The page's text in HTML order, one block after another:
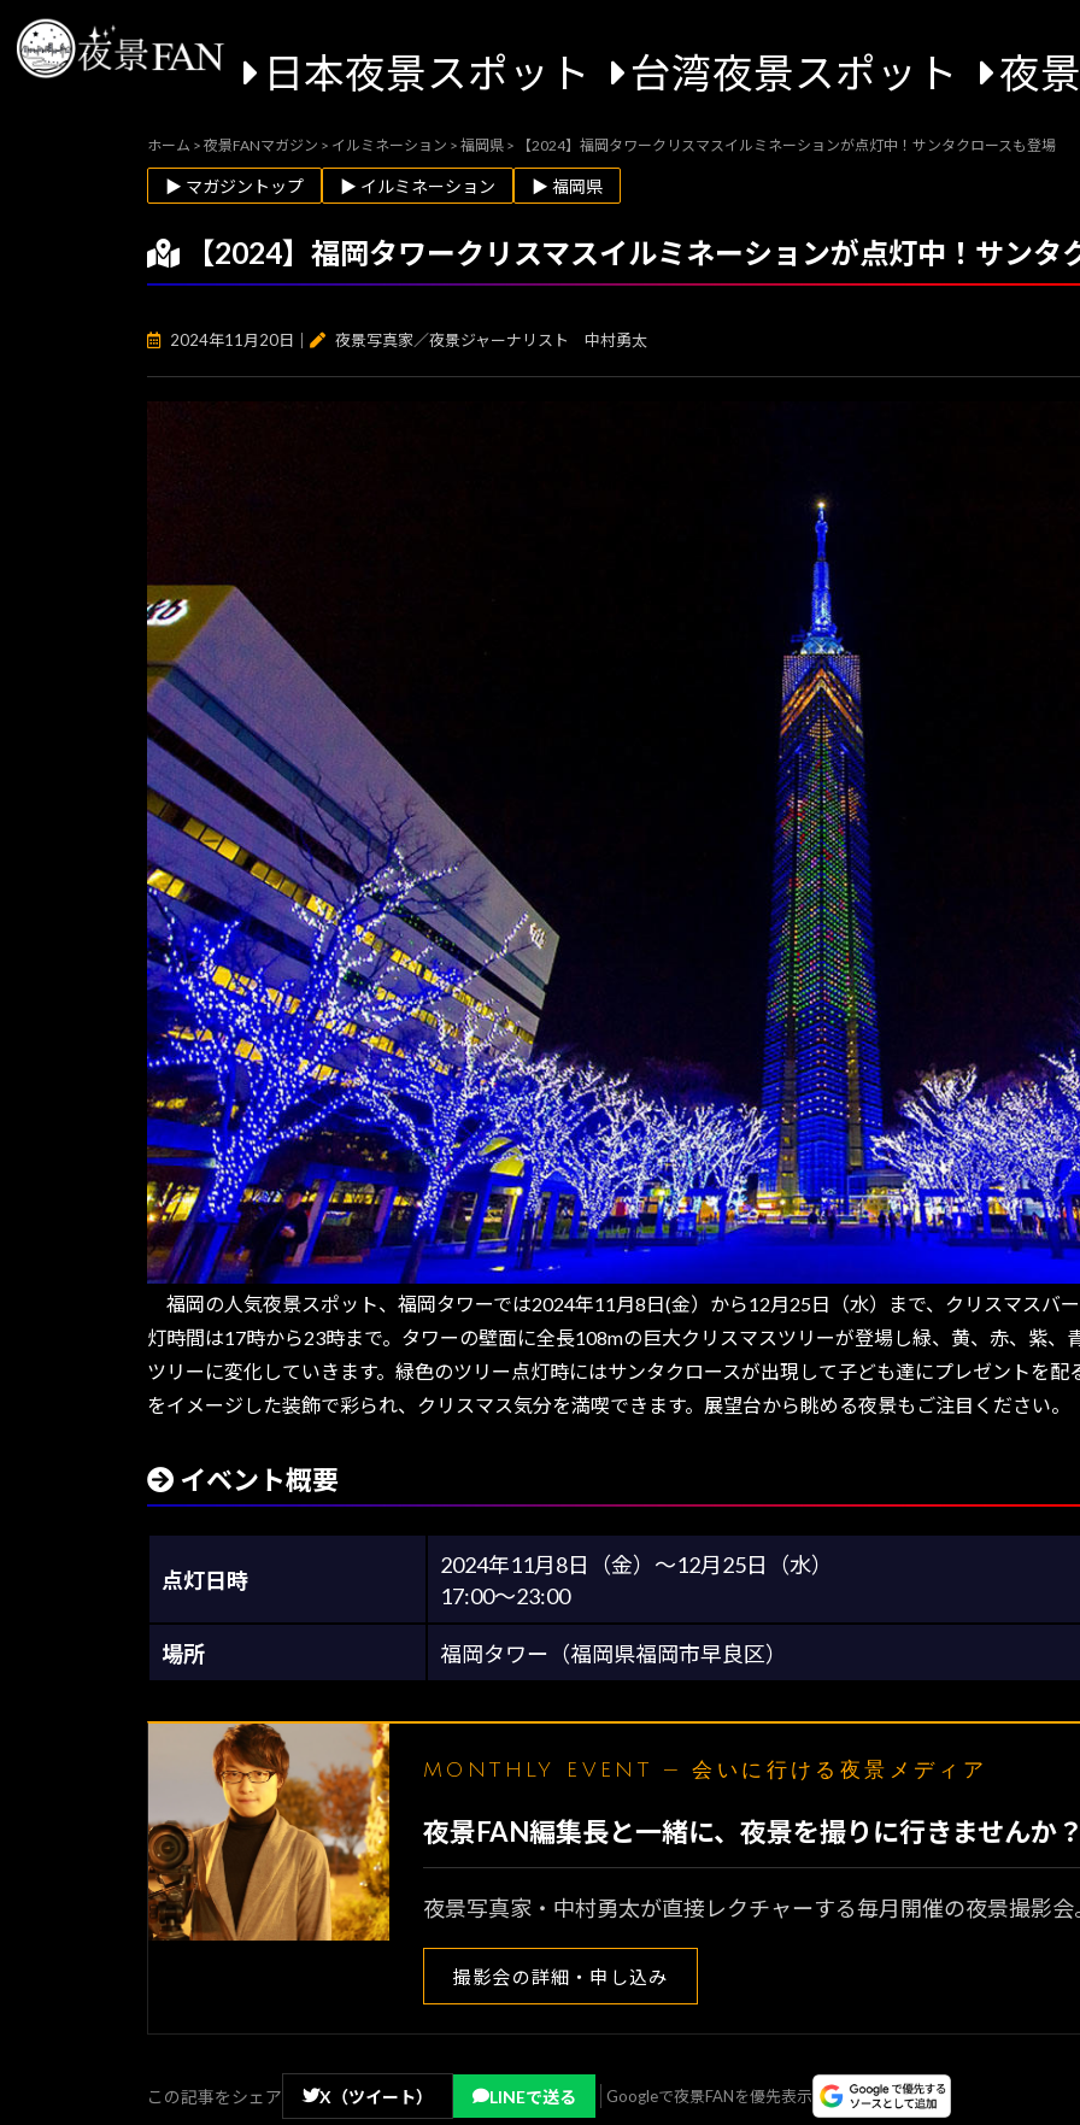
日本夜景スポット 台湾夜景スポット 夜
ホーム > 夜景FANマガジン > イルミネーション > 福岡県 > 【2024】福岡タワークリスマスイルミネーションが点灯中！サンタクロースも登場
▶ マガジントップ ▶ イルミネーション ▶ 福岡県
【2024】福岡タワークリスマスイルミネーションが点灯中！サンタ
2024年11月20日 夜景写真家／夜景ジャーナリスト 中村勇太
福岡の人気夜景スポット、福岡タワーでは2024年11月8日(金）から12月25日（水）まで、クリスマスバ
灯時間は17時から23時まで。タワーの壁面に全長108mの巨大クリスマスツリーが登場し緑、黄、赤、紫、
ツリーに変化していきます。緑色のツリー点灯時にはサンタクロースが出現して子ども達にプレゼントを
をイメージした装飾で彩られ、クリスマス気分を満喫できます。展望台から眺める夜景もご注目ください。
イベント概要
点灯日時
2024年11月8日（金）～12月25日（水）
17:00～23:00
場所 福岡タワー（福岡県福岡市早良区）
MONTHLY EVENT — 会いに行ける夜景メディア
夜景FAN編集長と一緒に、夜景を撮りに行きませんか
夜景写真家・中村勇太が直接レクチャーする毎月開催の夜景撮影
撮影会の詳細・申し込み
この記事をシェア X（ツイート） LINEで送る Googleで夜景FANを優先表示